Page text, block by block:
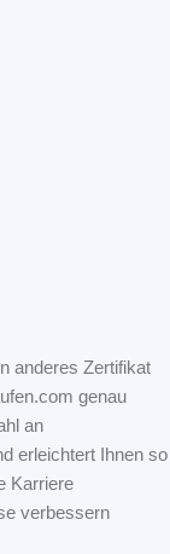
anderes Zertifikat
genau
an
erleichtert Ihnen so
Karriere
verbessern